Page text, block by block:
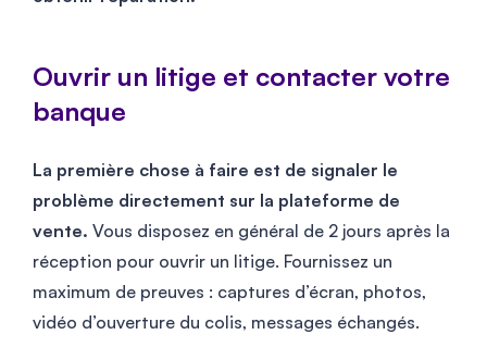
Ouvrir un litige et contacter votre
banque
La première chose à faire est de signaler le
problème directement sur la plateforme de
vente. Vous disposez en général de 2 jours après la
réception pour ouvrir un litige. Fournissez un
maximum de preuves : captures d’écran, photos,
vidéo d’ouverture du colis, messages échangés.